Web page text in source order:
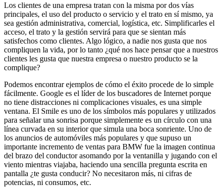
Los clientes de una empresa tratan con la misma por dos vías
principales, el uso del producto o servicio y el trato en sí mismo, ya
sea gestión administrativa, comercial, logística, etc. Simplificarles el
acceso, el trato y la gestión servirá para que se sientan más
satisfechos como clientes. Algo lógico, a nadie nos gusta que nos
compliquen la vida, por lo tanto ¿qué nos hace pensar que a nuestros
clientes les gusta que nuestra empresa o nuestro producto se la
complique?
Podemos encontrar ejemplos de cómo el éxito procede de lo simple
fácilmente. Google es el líder de los buscadores de Internet porque
no tiene distracciones ni complicaciones visuales, es una simple
ventana. El Smile es uno de los símbolos más populares y utilizados
para señalar una sonrisa porque simplemente es un círculo con una
línea curvada en su interior que simula una boca sonriente. Uno de
los anuncios de automóviles más populares y que supuso un
importante incremento de ventas para BMW fue la imagen continua
del brazo del conductor asomando por la ventanilla y jugando con el
viento mientras viajaba, haciendo una sencilla pregunta escrita en
pantalla ¿te gusta conducir? No necesitaron más, ni cifras de
potencias, ni consumos, etc.